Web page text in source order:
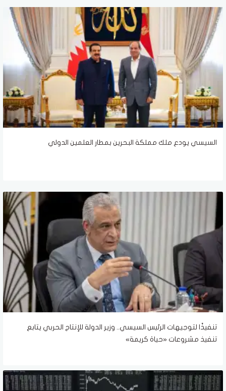
السيسي يودع ملك مملكة البحرين بمطار العلمين الدولي
تنفيذًا لتوجيهات الرئيس السيسي.. وزير الدولة للإنتاج الحربي يتابع
تنفيذ مشروعات «حياة كريمة»